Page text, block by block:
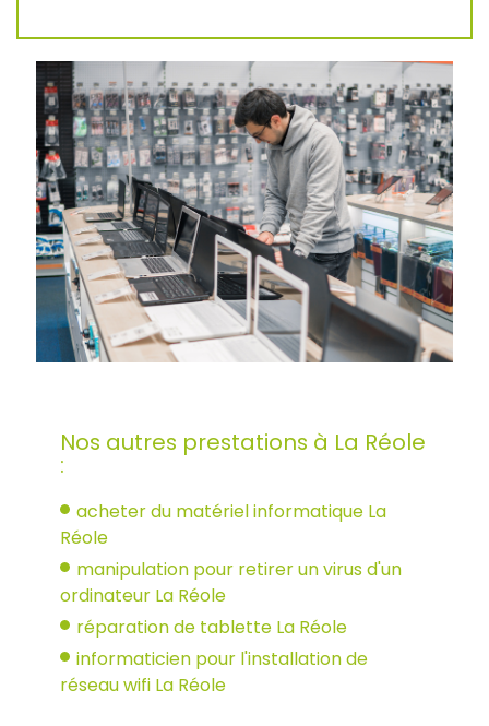
Nos autres prestations à La Réole
:
acheter du matériel informatique La
Réole
manipulation pour retirer un virus d'un
ordinateur La Réole
réparation de tablette La Réole
informaticien pour l'installation de
réseau wifi La Réole